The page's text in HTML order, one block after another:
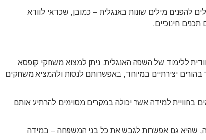
להפנים מילים שונות באנגלית – כמובן, שכדאי לוודא
חינוכיים.
ללימוד של השפה האנגלית. ניתן למצוא משחקי קופסא
יצירתיים במיוחד, באפשרותם לנסות ולהמציא משחקים
בחוויית למידה אשר יכולה במקרים מסוימים להרתיע אותם
שהיא גם אפשרות לגבש את כל בני המשפחה – במידה